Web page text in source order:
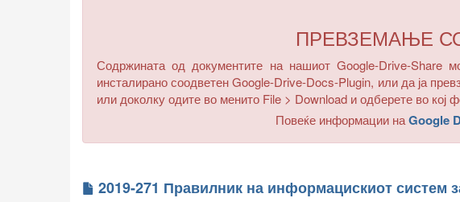
ПРЕВЗЕМАЊЕ
Содржината од документите на нашиот Google-Drive-Share
инсталирано соодветен Google-Drive-Docs-Plugin, или да ја
или доколку одите во менито File > Downloadи одберете во кој
Повеќе информации наGoogle
2019-271 Правилник на информацискиот систем